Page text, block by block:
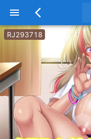
menu arrow_back_ios
RJ293718